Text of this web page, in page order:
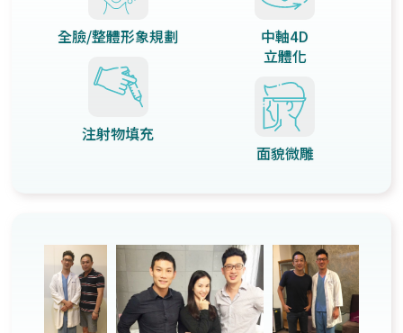
全臉/整體形象規劃
注射物填充
中軸4D
立體化
面貌微雕